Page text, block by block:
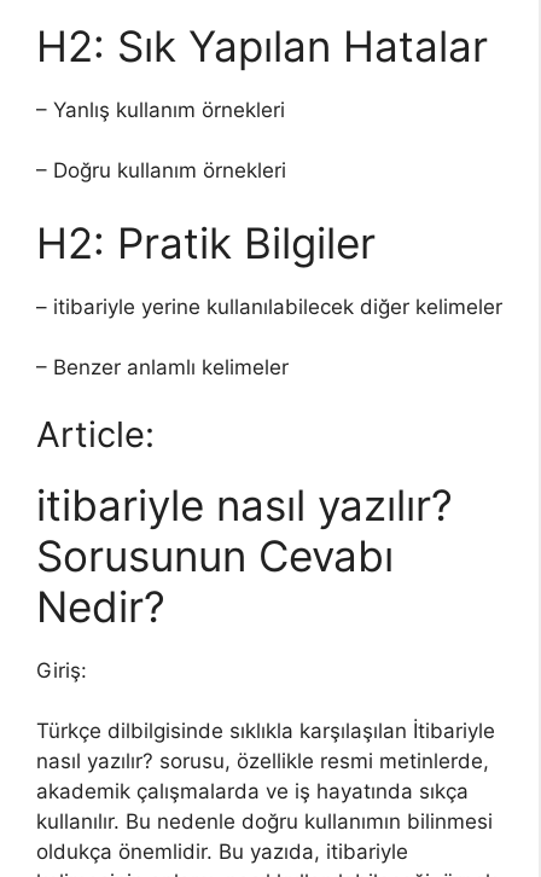
H2: Sık Yapılan Hatalar
– Yanlış kullanım örnekleri
– Doğru kullanım örnekleri
H2: Pratik Bilgiler
– itibariyle yerine kullanılabilecek diğer kelimeler
– Benzer anlamlı kelimeler
Article:
itibariyle nasıl yazılır?
Sorusunun Cevabı
Nedir?
Giriş:
Türkçe dilbilgisinde sıklıkla karşılaşılan İtibariyle
nasıl yazılır? sorusu, özellikle resmi metinlerde,
akademik çalışmalarda ve iş hayatında sıkça
kullanılır. Bu nedenle doğru kullanımın bilinmesi
oldukça önemlidir. Bu yazıda, itibariyle